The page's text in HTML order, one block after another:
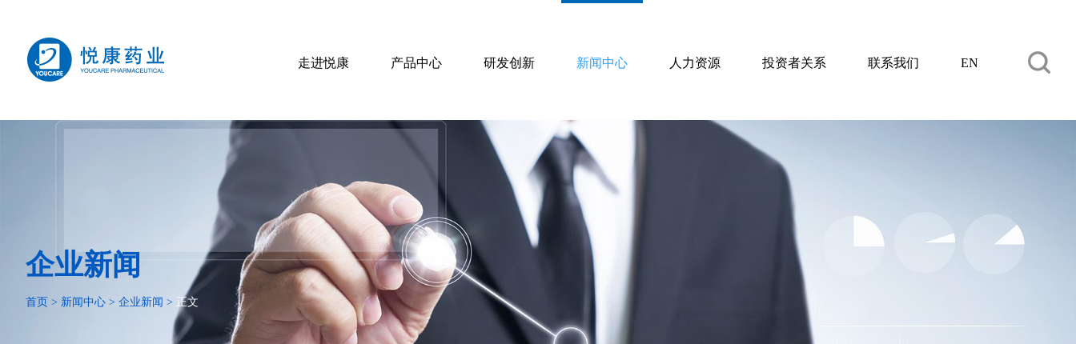
走进悦康 产品中心 研发创新 新闻中心 人力资源 投资者关系 联系我们 EN
企业新闻
首页 > 新闻中心 > 企业新闻 > 正文